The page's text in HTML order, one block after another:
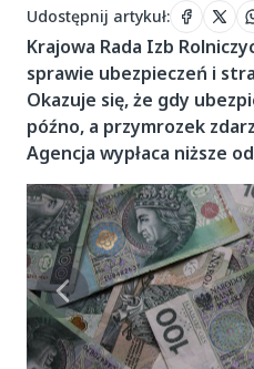
Udostępnij artykuł:
Krajowa Rada Izb
sprawie ubezpieczeń i
Okazuje się, że gdy
późno, a przymrozek
Agencja wypłaca niższe